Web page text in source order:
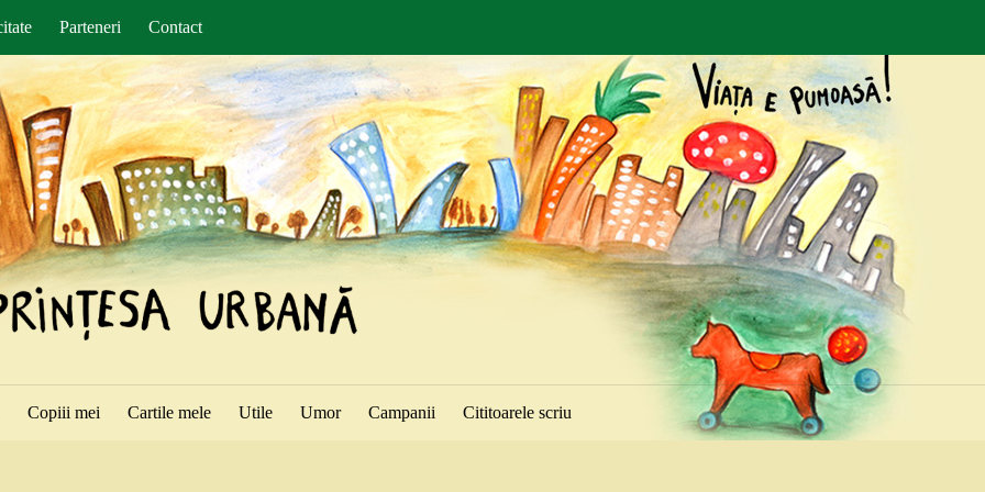
Parteneri Contact
Copiii mei Cartile mele Utile Umor Campanii Cititoarele scriu